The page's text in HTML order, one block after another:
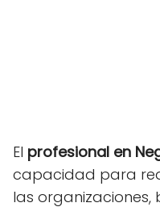
El profesional en
capacidad para
las organizaciones,